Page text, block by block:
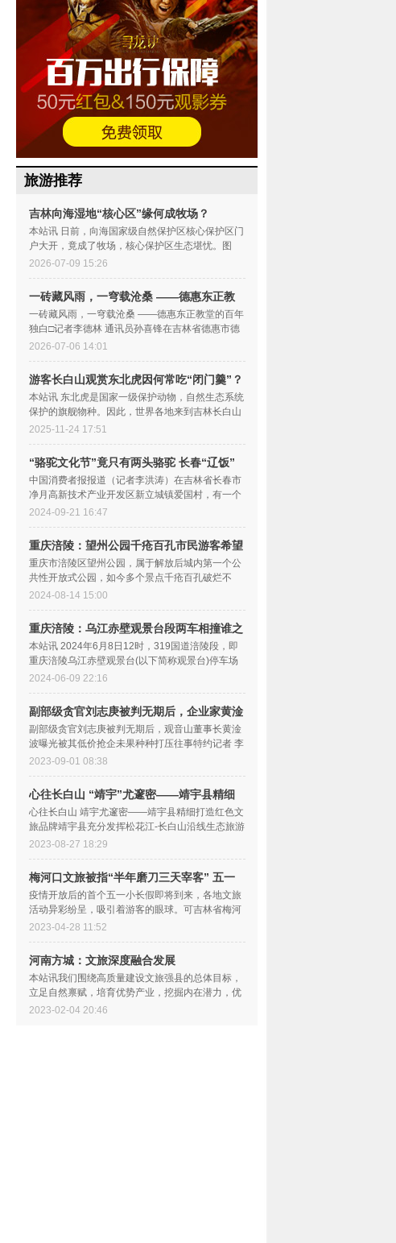
旅游推荐
吉林向海湿地“核心区”缘何成牧场？
本站讯 日前，向海国家级自然保护区核心保护区门
户大开，竟成了牧场，核心保护区生态堪忧。图
为：核心保护区带电...
2026-07-09 15:26
一砖藏风雨，一穹载沧桑 ——德惠东正教
堂的
一砖藏风雨，一穹载沧桑 ——德惠东正教堂的百年
独白□记者李德林 通讯员孙喜锋在吉林省德惠市德
惠火车站南侧二...
2026-07-06 14:01
游客长白山观赏东北虎因何常吃“闭门羹”？
本站讯 东北虎是国家一级保护动物，自然生态系统
保护的旗舰物种。因此，世界各地来到吉林长白山
的游客，纷纷把观...
2025-11-24 17:51
“骆驼文化节”竟只有两头骆驼 长春“辽饭”
中国消费者报报道（记者李洪涛）在吉林省长春市
净月高新技术产业开发区新立城镇爱国村，有一个
自称辽饭的乡村旅游...
2024-09-21 16:47
重庆涪陵：望州公园千疮百孔市民游客希望
追责
重庆市涪陵区望州公园，属于解放后城内第一个公
共性开放式公园，如今多个景点千疮百孔破烂不
堪，承载着涪陵人民一...
2024-08-14 15:00
重庆涪陵：乌江赤壁观景台段两车相撞谁之
过？
本站讯 2024年6月8日12时，319国道涪陵段，即
重庆涪陵乌江赤壁观景台(以下简称观景台)停车场
入口处，一辆车牌为渝...
2024-06-09 22:16
副部级贪官刘志庚被判无期后，企业家黄淦
波曝
副部级贪官刘志庚被判无期后，观音山董事长黄淦
波曝光被其低价抢企未果种种打压往事特约记者 李
海波2017年5月31日...
2023-09-01 08:38
心往长白山 “靖宇”尤邃密——靖宇县精细
打
心往长白山 靖宇尤邃密——靖宇县精细打造红色文
旅品牌靖宇县充分发挥松花江-长白山沿线生态旅游
带节点城市的区域...
2023-08-27 18:29
梅河口文旅被指“半年磨刀三天宰客” 五一
住
疫情开放后的首个五一小长假即将到来，各地文旅
活动异彩纷呈，吸引着游客的眼球。可吉林省梅河
口市今年五一期间部...
2023-04-28 11:52
河南方城：文旅深度融合发展
本站讯我们围绕高质量建设文旅强县的总体目标，
立足自然禀赋，培育优势产业，挖掘内在潜力，优
化空间布局，走出了...
2023-02-04 20:46